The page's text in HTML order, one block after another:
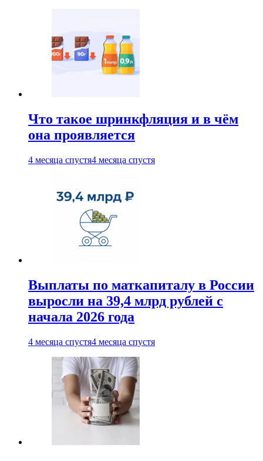
Что такое шринкфляция и в чём
она проявляется
4 месяца спустя4 месяца спустя
Выплаты по маткапиталу в России
выросли на 39,4 млрд рублей с
начала 2026 года
4 месяца спустя4 месяца спустя